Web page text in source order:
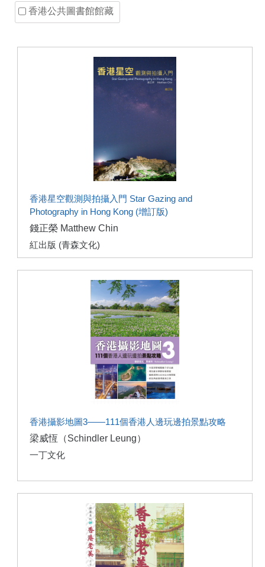
香港公共圖書館館藏
香港星空觀測與拍攝入門 Star Gazing and
Photography in Hong Kong (增訂版)
錢正榮 Matthew Chin
紅出版 (青森文化)
香港攝影地圖3——111個香港人邊玩邊拍景點攻略
梁威恆（Schindler Leung）
一丁文化